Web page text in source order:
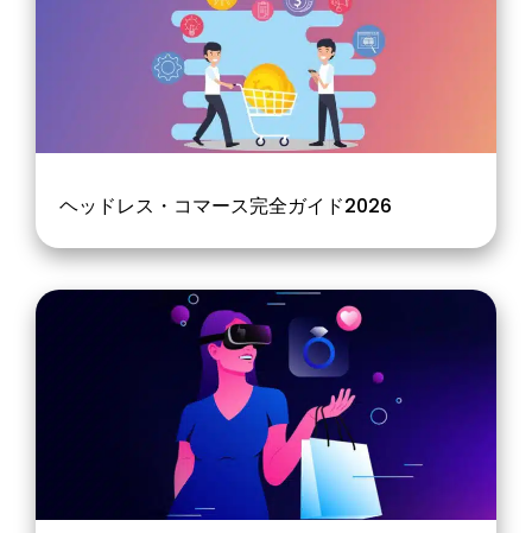
ヘッドレス・コマース完全ガイド2026